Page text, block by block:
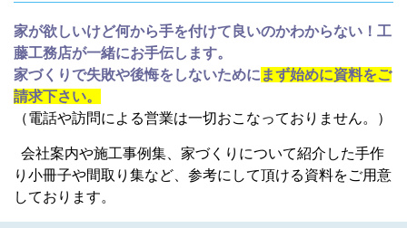
家が欲しいけど何から手を付けて良いのかわからない！工
藤工務店が一緒にお手伝します。
家づくりで失敗や後悔をしないために まず始めに資料をご
請求下さい。
（電話や訪問による営業は一切おこなっておりません。）
会社案内や施工事例集、家づくりについて紹介した手作
り小冊子や間取り集など、参考にして頂ける資料をご用意
しております。